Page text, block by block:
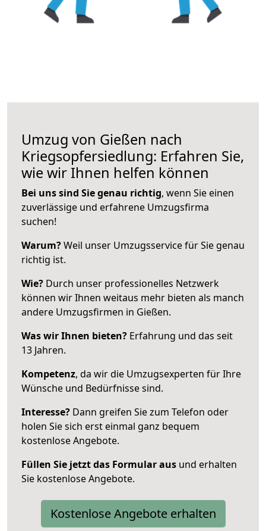
Umzug von Gießen nach
Kriegsopfersiedlung: Erfahren Sie,
wie wir Ihnen helfen können
Bei uns sind Sie genau richtig, wenn Sie einen
zuverlässige und erfahrene Umzugsfirma
suchen!
Warum?Weil unser Umzugsservice für Sie genau
richtig ist.
Wie? Durch unser professionelles Netzwerk
können wir Ihnen weitaus mehr bieten als manch
andere Umzugsfirmen in Gießen.
Was wir Ihnen bieten? Erfahrung und das seit
13 Jahren.
Kompetenz, da wir die Umzugsexperten für Ihre
Wünsche und Bedürfnisse sind.
Interesse? Dann greifen Sie zum Telefon oder
holen Sie sich erst einmal ganz bequem
kostenlose Angebote.
Füllen Sie jetzt das Formular aus und erhalten
Sie kostenlose Angebote.
Kostenlose Angebote erhalten